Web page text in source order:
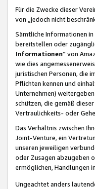
Für die Zwecke dieser
von „jedoch nicht
Sämtliche Informationen
bereitstellen oder
Informationen“ von
wie dies
juristischen Personen, die
Pflichten kennen und
Unternehmen)
schützen, die gemäß
Vertraulichkeits- oder
Das Verhältnis zwischen
Joint-Venture, ein
unseren jeweiligen
oder Zusagen abzugeben
ermöglichen, Handlungen
Ungeachtet anders